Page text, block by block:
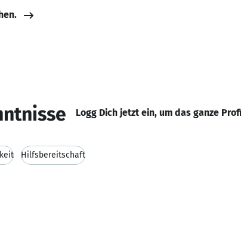
Logg Dich jetzt ein, um das ganze
Hilfsbereitschaft